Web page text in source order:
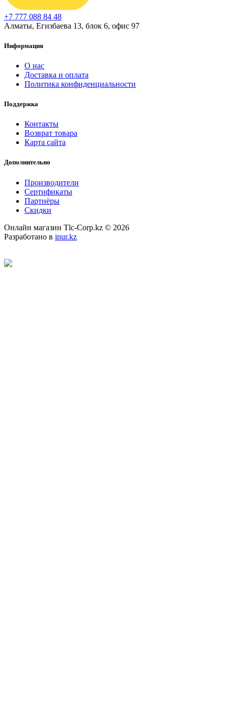
+7 777 088 84 48
Алматы, Егизбаева 13, блок 6, офис 97
Информация
О нас
Доставка и оплата
Политика конфиденциальности
Поддержка
Контакты
Возврат товара
Карта сайта
Дополнительно
Производители
Сертификаты
Партнёры
Скидки
Онлайн магазин Tlc-Corp.kz © 2026
Разработано в inur.kz